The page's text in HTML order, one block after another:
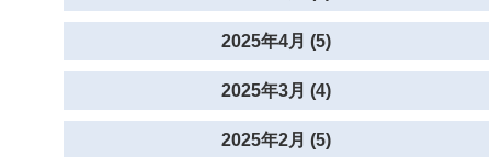
2025年4月 (5)
2025年3月 (4)
2025年2月 (5)